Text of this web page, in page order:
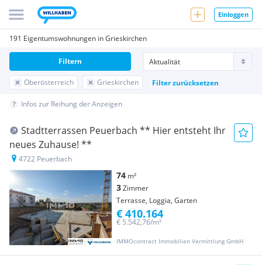
Einloggen
191 Eigentumswohnungen in Grieskirchen
Oberösterreich Grieskirchen Filter zurücksetzen
Filtern
Infos zur Reihung der Anzeigen
Stadtterrassen Peuerbach ** Hier entsteht Ihr
neues Zuhause! **
4722 Peuerbach
74 m²
3Zimmer
Terrasse, Loggia, Garten
IMMOcontract Immobilien Vermittlung GmbH
€ 5.542,76/m²
€ 410.164